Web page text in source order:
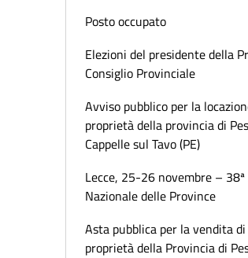
Posto occupato
Elezioni del presidente della
Consiglio Provinciale
Avviso pubblico per la
proprietà della provincia di
Cappelle sul Tavo (PE)
Lecce, 25-26 novembre –
Nazionale delle Province
Asta pubblica per la vendita
proprietà della Provincia di